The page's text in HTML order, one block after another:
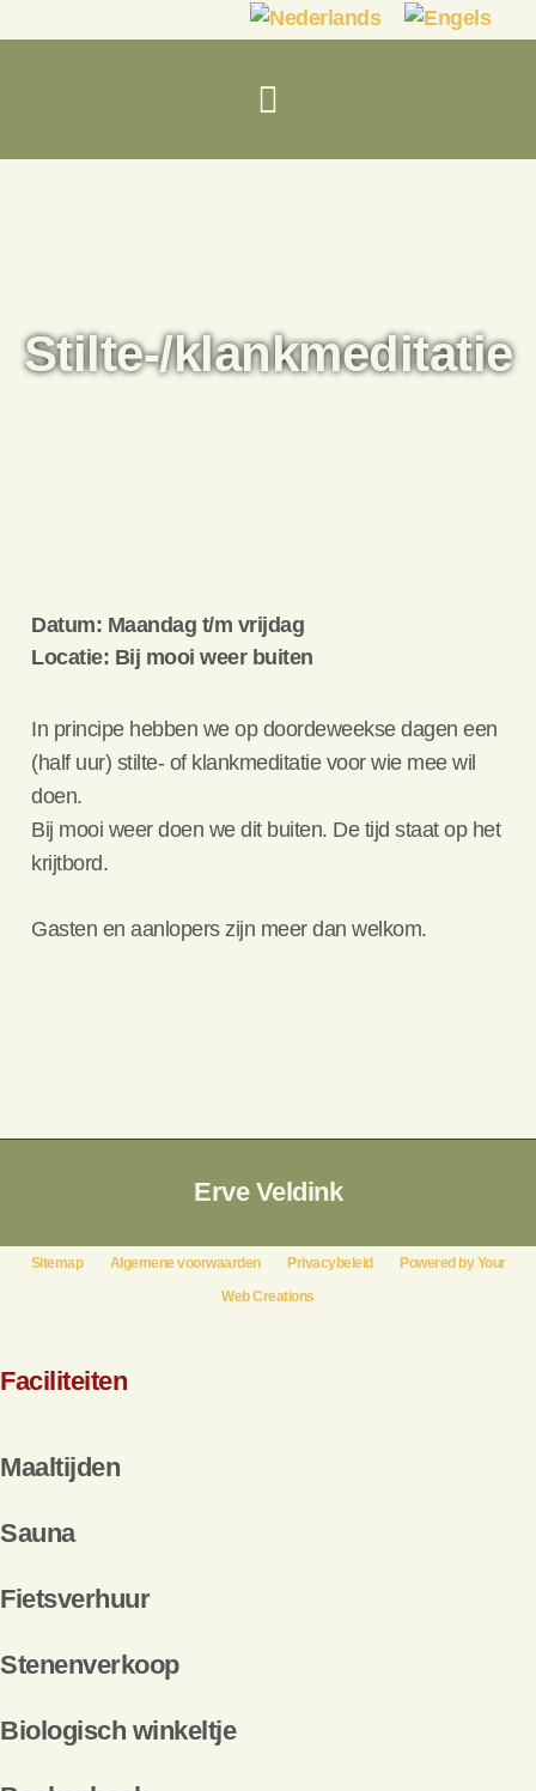
Stilte-/klankmeditatie
Datum: Maandag t/m vrijdag
Locatie: Bij mooi weer buiten
In principe hebben we op doordeweekse dagen een
(half uur) stilte- of klankmeditatie voor wie mee wil
doen.
Bij mooi weer doen we dit buiten. De tijd staat op het
krijtbord.
Gasten en aanlopers zijn meer dan welkom.
Erve Veldink
Sitemap Algemene voorwaarden Privacybeleid
Powered by Your
Web Creations
Faciliteiten
Maaltijden
Sauna
Fietsverhuur
Stenenverkoop
Biologisch winkeltje